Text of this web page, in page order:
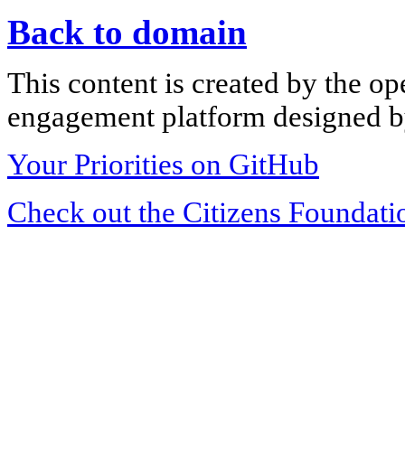
Back to domain
This content is created by the
engagement platform designed
Your Priorities on GitHub
Check out the Citizens